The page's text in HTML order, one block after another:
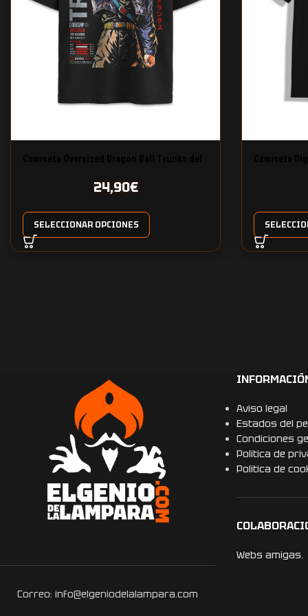
24,90€
SELECCIONAR OPCIONES
Correo: info@elgeniodelalampara.com
Aviso legal
Estados del
Condiciones
Politica de
Politica de
Webs amigas.